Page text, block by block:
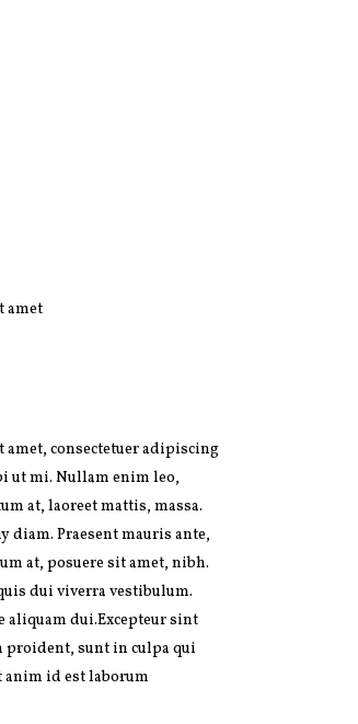
amet
consectetuer adipiscing
ut mi. Nullam enim leo,
at, laoreet mattis, massa.
diam. Praesent mauris ante,
at, posuere sit amet, nibh.
dui viverra vestibulum.
aliquam dui.Excepteur sint
proident, sunt in culpa qui
id est laborum